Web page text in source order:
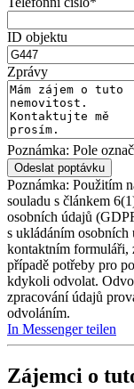
ID objektu
Zprávy
Poznámka: Pole
Poznámka: Použitím
souladu s článkem
osobních údajů
s ukládáním osobních
kontaktním formuláři,
případě potřeby pro
kdykoli odvolat.
zpracování údajů
odvoláním.
In Messenger teilen
Zájemci o